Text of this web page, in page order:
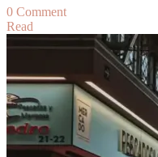
走
進
雅
人
的
廚
房
0 Commenton
拉
達
景
點】
阿
Read